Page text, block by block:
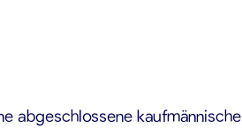
abgeschlossene kaufmännische